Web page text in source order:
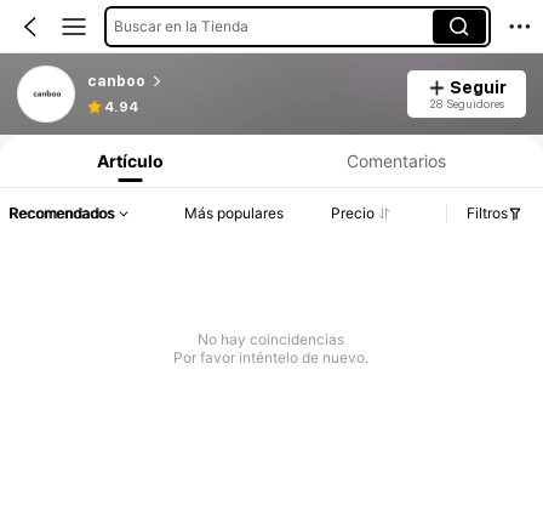
Buscar en la Tienda
canboo
4.94
Seguir
28 Seguidores
Artículo Comentarios
Recomendados Más populares Precio Filtros
No hay coincidencias
Por favor inténtelo de nuevo.